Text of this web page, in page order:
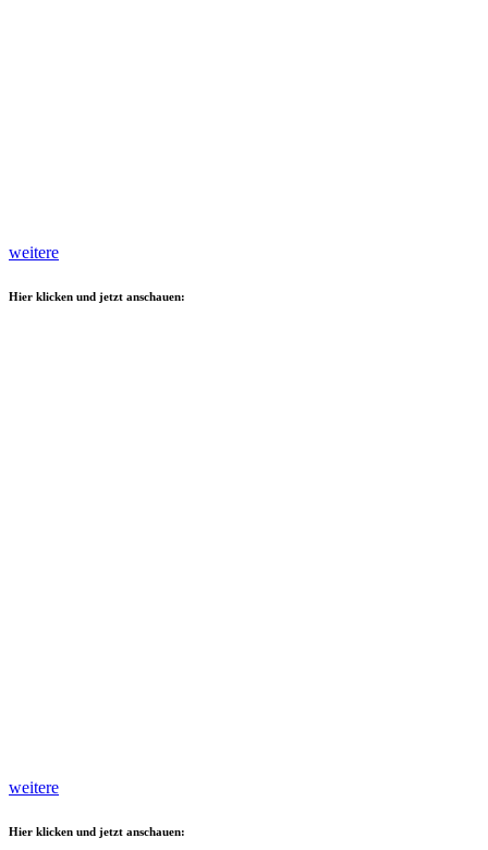
weitere
Hier klicken und jetzt anschauen:
weitere
Hier klicken und jetzt anschauen: